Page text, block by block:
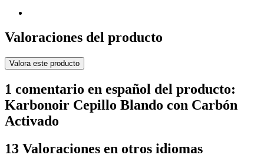
Valoraciones del producto
Valora este producto
1 comentario en español del producto:
Karbonoir Cepillo Blando con Carbón
Activado
13 Valoraciones en otros idiomas